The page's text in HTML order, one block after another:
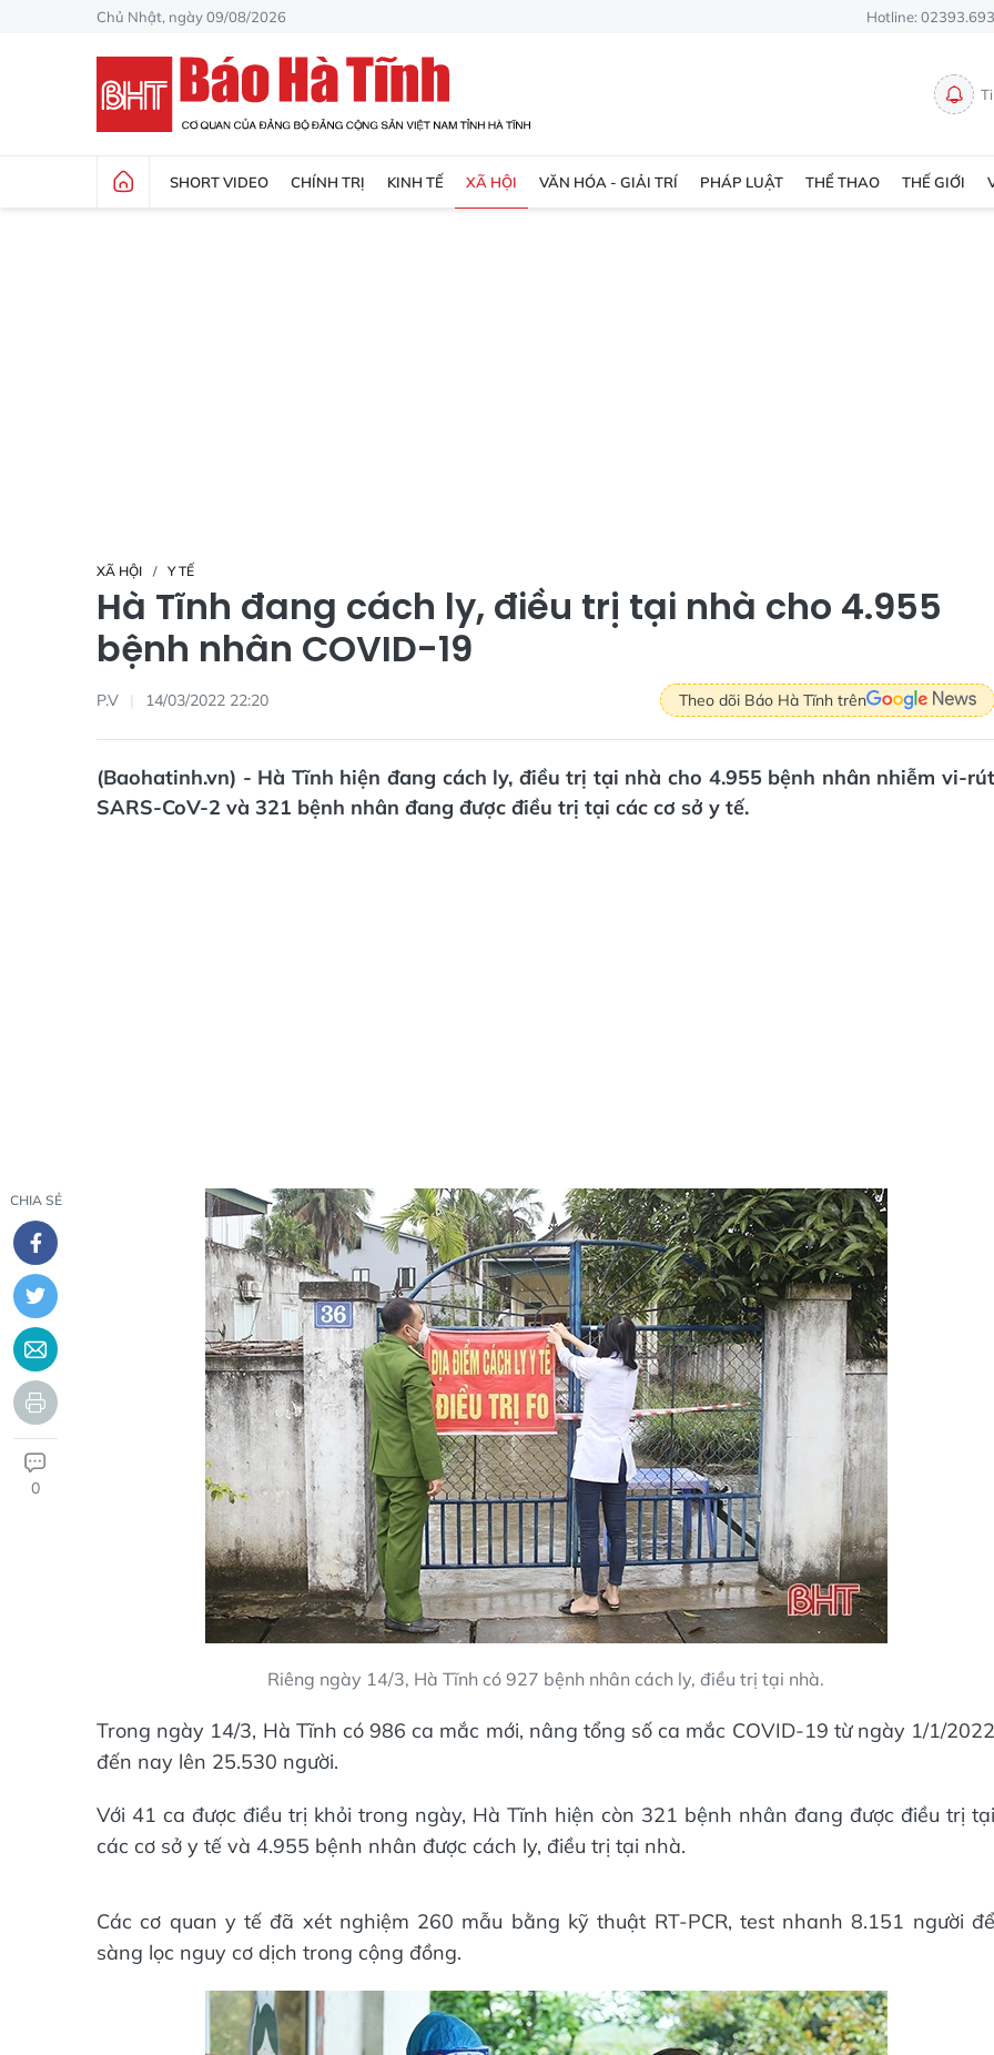
Chủ Nhật, ngày 09/08/2026 Hotline:
SHORT VIDEO CHÍNH TRỊ KINH TẾ XÃ HỘI VĂN HÓA - GIẢI TRÍ PHÁP LUẬT THỂ THAO THẾ GIỚI
XÃ HỘI Y TẾ
Hà Tĩnh đang cách ly, điều trị tại nhà cho 4.955
bệnh nhân COVID-19
P.V 14/03/2022 22:20 Theo dõi Báo Hà Tĩnh trên
(Baohatinh.vn) - Hà Tĩnh hiện đang cách ly, điều trị tại nhà cho 4.955 bệnh nhân nhiễm vi-rút
SARS-CoV-2 và 321 bệnh nhân đang được điều trị tại các cơ sở y tế.
CHIA SẺ
0
Riêng ngày 14/3, Hà Tĩnh có 927 bệnh nhân cách ly, điều trị tại nhà.
Trong ngày 14/3, Hà Tĩnh có 986 ca mắc mới, nâng tổng số ca mắc COVID-19 từ ngày 1/1/2022
đến nay lên 25.530 người.
Với 41 ca được điều trị khỏi trong ngày, Hà Tĩnh hiện còn 321 bệnh nhân đang được điều trị tại
các cơ sở y tế và 4.955 bệnh nhân được cách ly, điều trị tại nhà.
Các cơ quan y tế đã xét nghiệm 260 mẫu bằng kỹ thuật RT-PCR, test nhanh 8.151 người để
sàng lọc nguy cơ dịch trong cộng đồng.